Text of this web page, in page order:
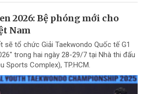
2026: Bệ phóng mới cho
Nam
sẽ tổ chức Giải Taekwondo Quốc tế G1
trong hai ngày 28-29/7 tại Nhà thi đấu
Sports Complex), TP.HCM.